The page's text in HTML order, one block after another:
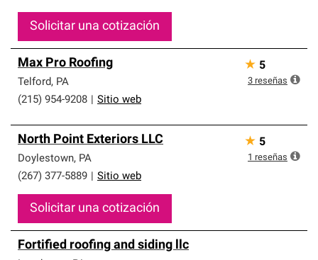
Solicitar una cotización
Max Pro Roofing
Telford, PA
(215) 954-9208
Sitio web
★ 5
3 reseñas
North Point Exteriors LLC
Doylestown, PA
(267) 377-5889
Sitio web
Solicitar una cotización
★ 5
1 reseñas
Fortified roofing and siding llc